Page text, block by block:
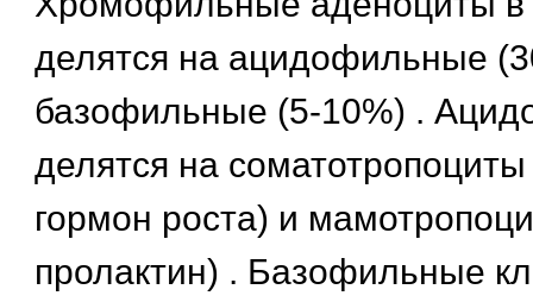
делятся на ацидофильные
базофильные (5-10%) .
делятся на
гормон роста) и
пролактин) . Базофильные